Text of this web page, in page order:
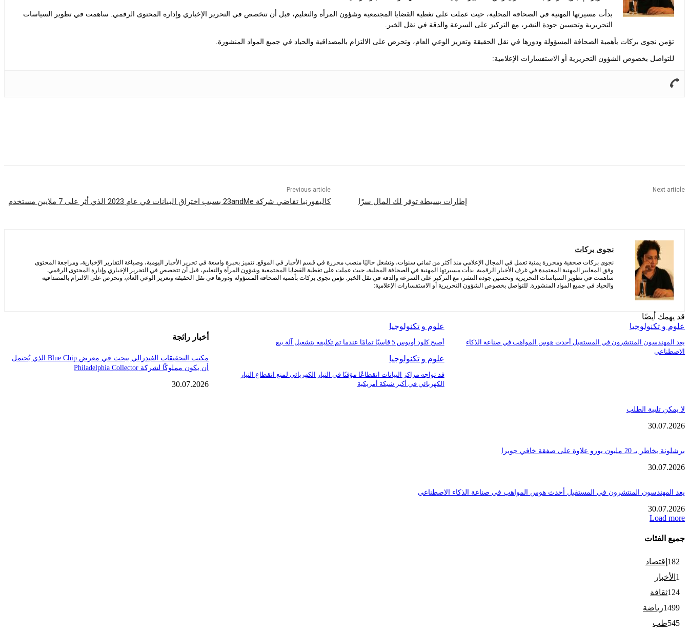
بدأت مسيرتها المهنية في الصحافة المحلية، حيث عملت على تغطية القضايا المجتمعية وشؤون المرأة والتعليم، قبل أن تتخصص في التحرير الإخباري وإدارة المحتوى الرقمي. ساهمت في تطوير السياسات
التحريرية وتحسين جودة النشر، مع التركيز على السرعة والدقة في نقل الخبر.
تؤمن نجوى بركات بأهمية الصحافة المسؤولة ودورها في نقل الحقيقة وتعزيز الوعي العام، وتحرص على الالتزام بالمصداقية والحياد في جميع المواد المنشورة.
للتواصل بخصوص الشؤون التحريرية أو الاستفسارات الإعلامية:
Previous article
كاليفورنيا تقاضي شركة 23andMe بسبب اختراق البيانات في عام 2023 الذي أثر على 7 ملايين مستخدم
Next article
إطارات بسيطة توفر لك المال سرًا
نجوى بركات
نجوى بركات صحفية ومحررة يمنية تعمل في المجال الإعلامي منذ أكثر من ثماني سنوات، وتشغل حاليًا منصب محررة في قسم الأخبار في الموقع. تتميز بخبرة واسعة في تحرير الأخبار اليومية، وصياغة التقارير الإخبارية، ومراجعة المحتوى
وفق المعايير المهنية المعتمدة في غرف الأخبار الرقمية. بدأت مسيرتها المهنية في الصحافة المحلية، حيث عملت على تغطية القضايا المجتمعية وشؤون المرأة والتعليم، قبل أن تتخصص في التحرير الإخباري وإدارة المحتوى الرقمي.
ساهمت في تطوير السياسات التحريرية وتحسين جودة النشر، مع التركيز على السرعة والدقة في نقل الخبر. تؤمن نجوى بركات بأهمية الصحافة المسؤولة ودورها في نقل الحقيقة وتعزيز الوعي العام، وتحرص على الالتزام بالمصداقية
والحياد في جميع المواد المنشورة. للتواصل بخصوص الشؤون التحريرية أو الاستفسارات الإعلامية:
قد يهمك أيضًا
علوم و تكنولوجيا
يعد المهندسون المنتشرون في المستقبل أحدث هوس المواهب في صناعة الذكاء
الاصطناعي
علوم و تكنولوجيا
أصبح كلود أوبوس 5 قاسيًا تمامًا عندما تم تكليفه بتشغيل آلة بيع
علوم و تكنولوجيا
قد تواجه مراكز البيانات انقطاعًا مؤقتًا في التيار الكهربائي لمنع انقطاع التيار
الكهربائي في أكبر شبكة أمريكية
أخبار رائجة
مكتب التحقيقات الفيدرالي يبحث في معرض Blue Chip الذي يُحتمل
أن يكون مملوكًا لشركة Philadelphia Collector
30.07.2026
لا يمكن تلبية الطلب
30.07.2026
برشلونة يخاطر بـ 20 مليون يورو علاوة على صفقة خافي جويرا
30.07.2026
يعد المهندسون المنتشرون في المستقبل أحدث هوس المواهب في صناعة الذكاء الاصطناعي
30.07.2026
Load more
جميع الفئات
إقتصاد 182
الأخبار 1
ثقافة124
رياضة1499
طب545